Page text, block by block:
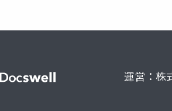
運営：株